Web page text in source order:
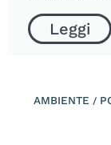
Leggi
AMBIENTE /